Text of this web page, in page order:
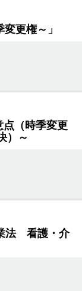
更権～」
点（時季変更
）～
法 看護・介